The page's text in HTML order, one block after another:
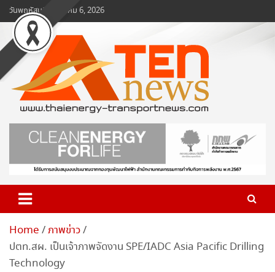
Skip
to
content
วันพฤหัสบดี, สิงหาคม 6, 2026
www.ten-news.com
ข่าวพลังงานและคมนาคม
Home ภาพข่าว
ปตท.สผ. เป็นเจ้าภาพจัดงาน SPE/IADC Asia Pacific Drilling
Technology